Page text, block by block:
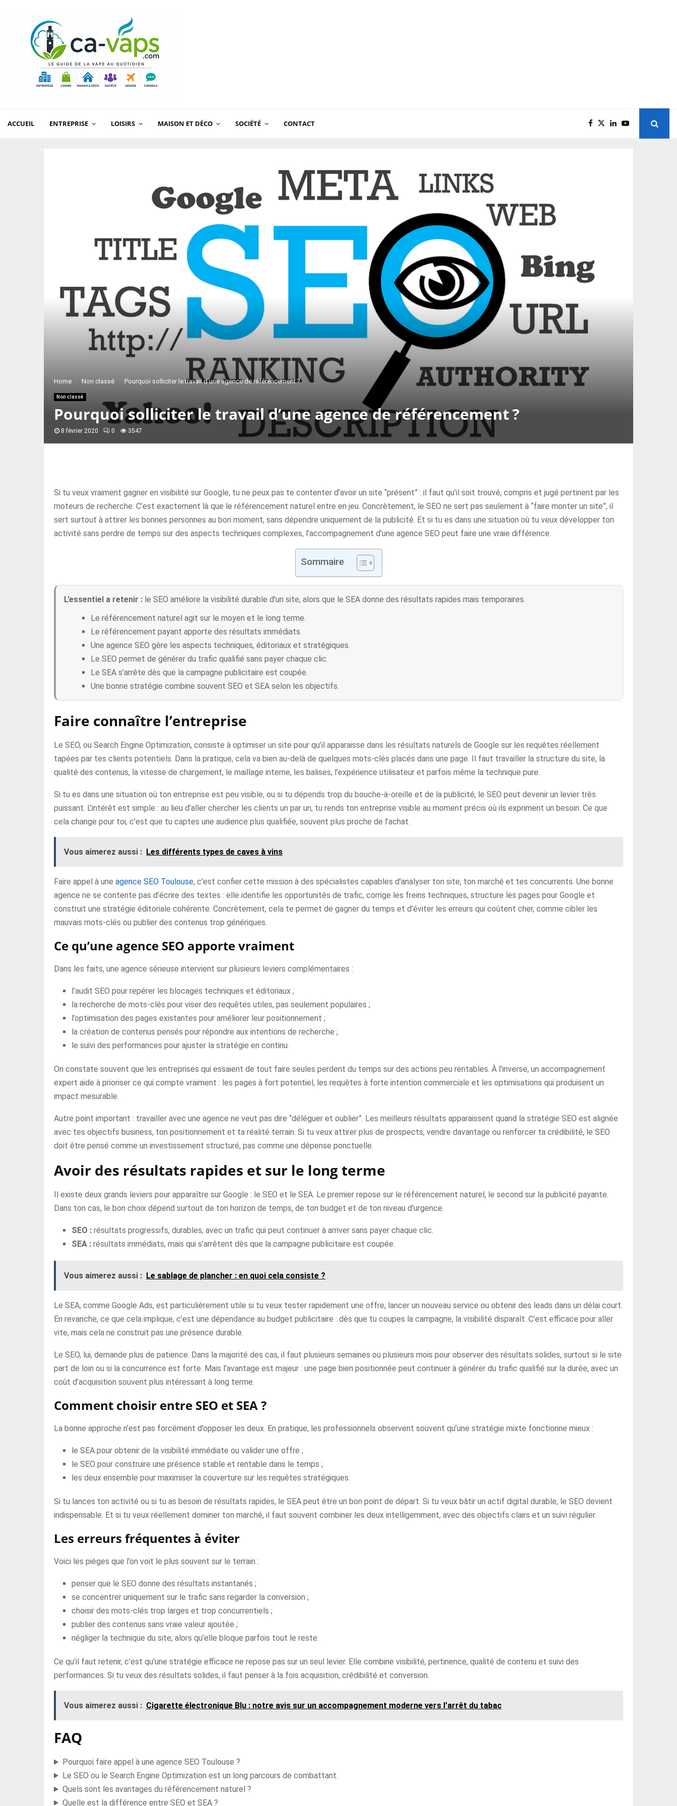
ACCUEIL ENTREPRISE LOISIRS MAISON ET DÉCO SOCIÉTÉ CONTACT
Home Non classé Pourquoi solliciter le travail d’une agence de référencement ?
Non classé
Pourquoi solliciter le travail d’une agence de référencement ?
8 février 2020 0 3547
Si tu veux vraiment gagner en visibilité sur Google, tu ne peux pas te contenter d’avoir un site “présent” : il faut qu’il soit trouvé, compris et jugé pertinent par les
moteurs de recherche. C’est exactement là que le référencement naturel entre en jeu. Concrètement, le SEO ne sert pas seulement à “faire monter un site”, il
sert surtout à attirer les bonnes personnes au bon moment, sans dépendre uniquement de la publicité. Et si tu es dans une situation où tu veux développer ton
activité sans perdre de temps sur des aspects techniques complexes, l’accompagnement d’une agence SEO peut faire une vraie différence.
Sommaire
L’essentiel a retenir : le SEO améliore la visibilité durable d’un site, alors que le SEA donne des résultats rapides mais temporaires.
Le référencement naturel agit sur le moyen et le long terme.
Le référencement payant apporte des résultats immédiats.
Une agence SEO gère les aspects techniques, éditoriaux et stratégiques.
Le SEO permet de générer du trafic qualifié sans payer chaque clic.
Le SEA s’arrête dès que la campagne publicitaire est coupée.
Une bonne stratégie combine souvent SEO et SEA selon les objectifs.
Faire connaître l’entreprise
Le SEO, ou Search Engine Optimization, consiste à optimiser un site pour qu’il apparaisse dans les résultats naturels de Google sur les requêtes réellement
tapées par tes clients potentiels. Dans la pratique, cela va bien au-delà de quelques mots-clés placés dans une page. Il faut travailler la structure du site, la
qualité des contenus, la vitesse de chargement, le maillage interne, les balises, l’expérience utilisateur et parfois même la technique pure.
Si tu es dans une situation où ton entreprise est peu visible, ou si tu dépends trop du bouche-à-oreille et de la publicité, le SEO peut devenir un levier très
puissant. L’intérêt est simple : au lieu d’aller chercher les clients un par un, tu rends ton entreprise visible au moment précis où ils expriment un besoin. Ce que
cela change pour toi, c’est que tu captes une audience plus qualifiée, souvent plus proche de l’achat.
Vous aimerez aussi : Les différents types de caves à vins
Faire appel à une agence SEO Toulouse, c’est confier cette mission à des spécialistes capables d’analyser ton site, ton marché et tes concurrents. Une bonne
agence ne se contente pas d’écrire des textes : elle identifie les opportunités de trafic, corrige les freins techniques, structure les pages pour Google et
construit une stratégie éditoriale cohérente. Concrètement, cela te permet de gagner du temps et d’éviter les erreurs qui coûtent cher, comme cibler les
mauvais mots-clés ou publier des contenus trop génériques.
Ce qu’une agence SEO apporte vraiment
Dans les faits, une agence sérieuse intervient sur plusieurs leviers complémentaires :
l’audit SEO pour repérer les blocages techniques et éditoriaux ;
la recherche de mots-clés pour viser des requêtes utiles, pas seulement populaires ;
l’optimisation des pages existantes pour améliorer leur positionnement ;
la création de contenus pensés pour répondre aux intentions de recherche ;
le suivi des performances pour ajuster la stratégie en continu.
On constate souvent que les entreprises qui essaient de tout faire seules perdent du temps sur des actions peu rentables. À l’inverse, un accompagnement
expert aide à prioriser ce qui compte vraiment : les pages à fort potentiel, les requêtes à forte intention commerciale et les optimisations qui produisent un
impact mesurable.
Autre point important : travailler avec une agence ne veut pas dire “déléguer et oublier”. Les meilleurs résultats apparaissent quand la stratégie SEO est alignée
avec tes objectifs business, ton positionnement et ta réalité terrain. Si tu veux attirer plus de prospects, vendre davantage ou renforcer ta crédibilité, le SEO
doit être pensé comme un investissement structuré, pas comme une dépense ponctuelle.
Avoir des résultats rapides et sur le long terme
Il existe deux grands leviers pour apparaître sur Google : le SEO et le SEA. Le premier repose sur le référencement naturel, le second sur la publicité payante.
Dans ton cas, le bon choix dépend surtout de ton horizon de temps, de ton budget et de ton niveau d’urgence.
SEO : résultats progressifs, durables, avec un trafic qui peut continuer à arriver sans payer chaque clic.
SEA : résultats immédiats, mais qui s’arrêtent dès que la campagne publicitaire est coupée.
Vous aimerez aussi : Le sablage de plancher : en quoi cela consiste ?
Le SEA, comme Google Ads, est particulièrement utile si tu veux tester rapidement une offre, lancer un nouveau service ou obtenir des leads dans un délai court.
En revanche, ce que cela implique, c’est une dépendance au budget publicitaire : dès que tu coupes la campagne, la visibilité disparaît. C’est efficace pour aller
vite, mais cela ne construit pas une présence durable.
Le SEO, lui, demande plus de patience. Dans la majorité des cas, il faut plusieurs semaines ou plusieurs mois pour observer des résultats solides, surtout si le site
part de loin ou si la concurrence est forte. Mais l’avantage est majeur : une page bien positionnée peut continuer à générer du trafic qualifié sur la durée, avec un
coût d’acquisition souvent plus intéressant à long terme.
Comment choisir entre SEO et SEA ?
La bonne approche n’est pas forcément d’opposer les deux. En pratique, les professionnels observent souvent qu’une stratégie mixte fonctionne mieux :
le SEA pour obtenir de la visibilité immédiate ou valider une offre ;
le SEO pour construire une présence stable et rentable dans le temps ;
les deux ensemble pour maximiser la couverture sur les requêtes stratégiques.
Si tu lances ton activité ou si tu as besoin de résultats rapides, le SEA peut être un bon point de départ. Si tu veux bâtir un actif digital durable, le SEO devient
indispensable. Et si tu veux réellement dominer ton marché, il faut souvent combiner les deux intelligemment, avec des objectifs clairs et un suivi régulier.
Les erreurs fréquentes à éviter
Voici les pièges que l’on voit le plus souvent sur le terrain :
penser que le SEO donne des résultats instantanés ;
se concentrer uniquement sur le trafic sans regarder la conversion ;
choisir des mots-clés trop larges et trop concurrentiels ;
publier des contenus sans vraie valeur ajoutée ;
négliger la technique du site, alors qu’elle bloque parfois tout le reste.
Ce qu’il faut retenir, c’est qu’une stratégie efficace ne repose pas sur un seul levier. Elle combine visibilité, pertinence, qualité de contenu et suivi des
performances. Si tu veux des résultats solides, il faut penser à la fois acquisition, crédibilité et conversion.
Vous aimerez aussi : Cigarette électronique Blu : notre avis sur un accompagnement moderne vers l'arrêt du tabac
FAQ
Pourquoi faire appel à une agence SEO Toulouse ?
Le SEO ou le Search Engine Optimization est un long parcours de combattant.
Quels sont les avantages du référencement naturel ?
Quelle est la différence entre SEO et SEA ?